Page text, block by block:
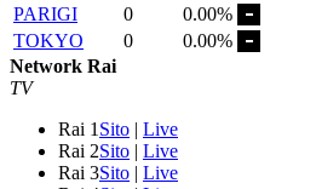
PARIGI
0
0.00%
TOKYO
0
0.00%
Network Rai
TV
Rai 1 Sito | Live
Rai 2Sito | Live
Rai 3Sito | Live